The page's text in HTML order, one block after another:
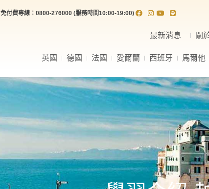
免付費專線：0800-276000 (服務時間10:00-19:00)
最新消息 關
英國 德國 法國 愛爾蘭 西班牙 馬爾他